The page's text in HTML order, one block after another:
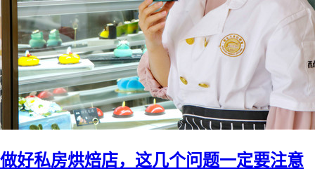
做好私房烘焙店，这几个问题一定要注意